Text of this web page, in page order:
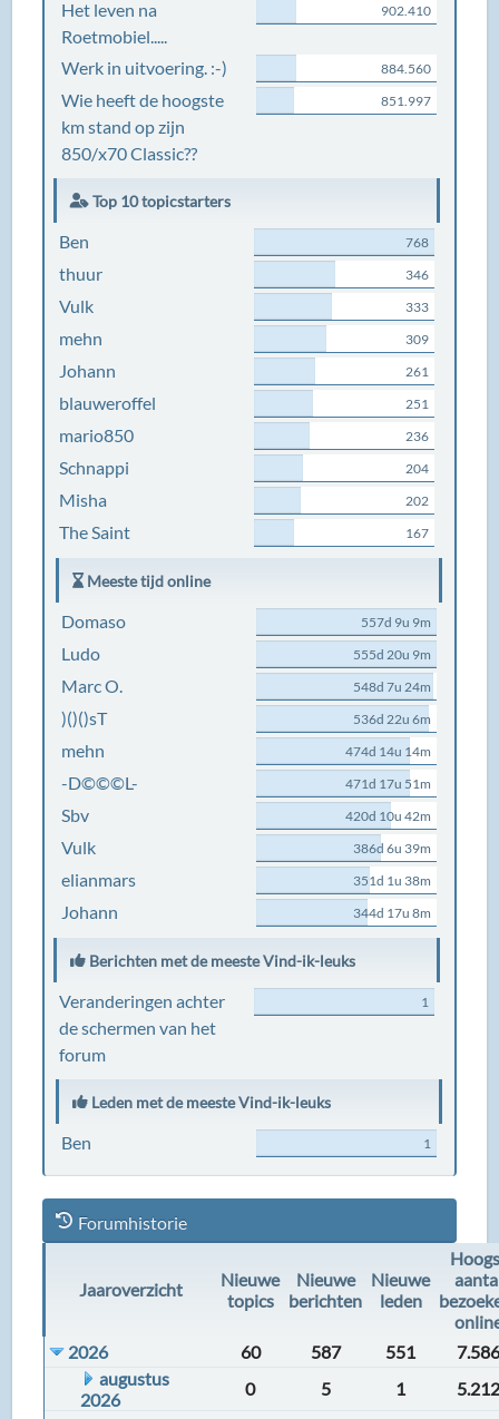
Het leven na
Roetmobiel.....
902.410
Werk in uitvoering. :-) 884.560
Wie heeft de hoogste
km stand op zijn
850/x70 Classic??
851.997
Top 10 topicstarters
Ben 768
thuur 346
Vulk 333
mehn 309
Johann 261
blauweroffel 251
mario850 236
Schnappi 204
Misha 202
The Saint 167
Meeste tijd online
Domaso 557d 9u 9m
Ludo 555d 20u 9m
Marc O. 548d 7u 24m
)()()sT 536d 22u 6m
mehn 474d 14u 14m
-D©©©L- 471d 17u 51m
Sbv 420d 10u 42m
Vulk 386d 6u 39m
elianmars 351d 1u 38m
Johann 344d 17u 8m
Berichten met de meeste Vind-ik-leuks
Veranderingen achter
de schermen van het
forum
1
Leden met de meeste Vind-ik-leuks
Ben 1
Forumhistorie
Jaaroverzicht
Nieuwe
topics
Nieuwe
berichten
Nieuwe
leden
2026
60 587 551
7.586
augustus
2026
0 5 1
5.212